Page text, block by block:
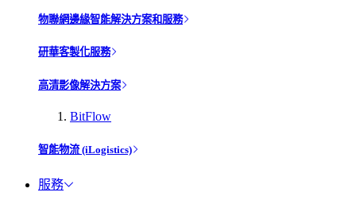
物聯網邊緣智能解決方案和服務
研華客製化服務
高清影像解決方案
BitFlow
智能物流 (iLogistics)
服務